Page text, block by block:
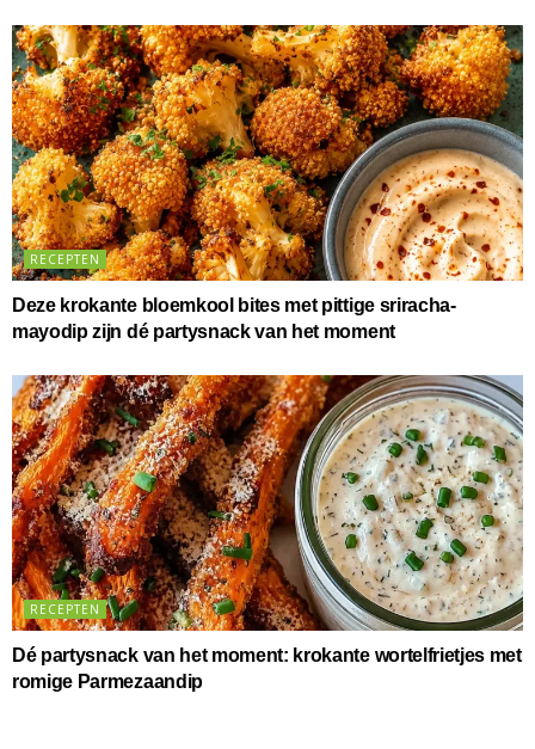
RECEPTEN
Deze krokante bloemkool bites met pittige sriracha-
mayodip zijn dé partysnack van het moment
RECEPTEN
Dé partysnack van het moment: krokante wortelfrietjes met
romige Parmezaandip